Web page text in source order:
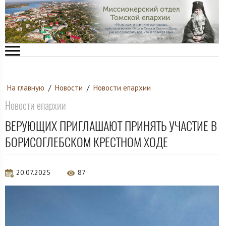
На главную / Новости / Новости епархии
Новости епархии
ВЕРУЮЩИХ ПРИГЛАШАЮТ ПРИНЯТЬ УЧАСТИЕ В
БОРИСОГЛЕБСКОМ КРЕСТНОМ ХОДЕ
20.07.2025 87